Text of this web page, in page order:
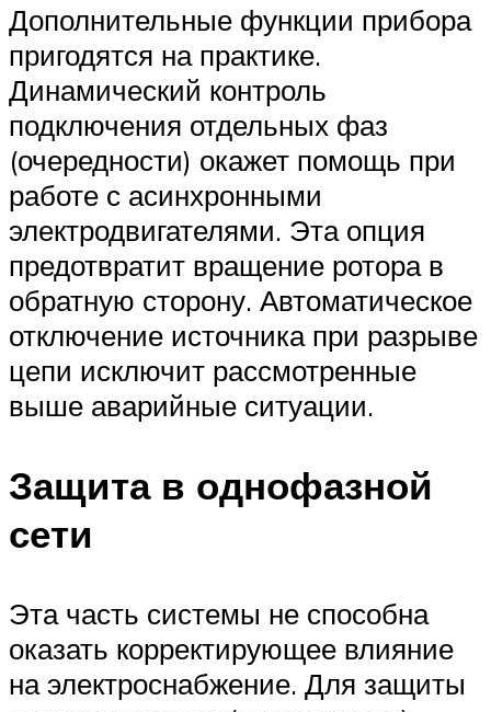
Дополнительные функции прибора
пригодятся на практике.
Динамический контроль
подключения отдельных фаз
(очередности) окажет помощь при
работе с асинхронными
электродвигателями. Эта опция
предотвратит вращение ротора в
обратную сторону. Автоматическое
отключение источника при разрыве
цепи исключит рассмотренные
выше аварийные ситуации.
Защита в однофазной
сети
Эта часть системы не способна
оказать корректирующее влияние
на электроснабжение. Для защиты